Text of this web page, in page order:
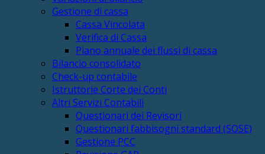
Gestione di cassa
Cassa Vincolata
Verifica di Cassa
Piano annuale dei flussi di cassa
Bilancio consolidato
Check-up contabile
Istruttorie Corte dei Conti
Altri Servizi Contabili
Questionari dei Revisori
Questionari fabbisogni standard (SOSE)
Gestione PCC